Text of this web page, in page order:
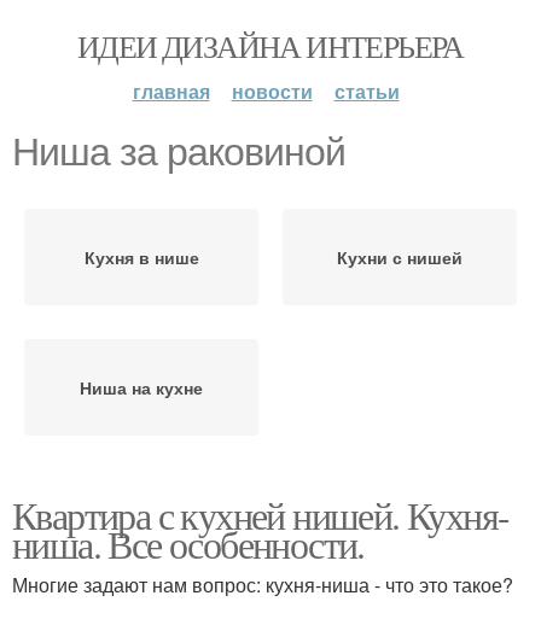
ИДЕИ ДИЗАЙНА ИНТЕРЬЕРА
главная новости статьи
Ниша за раковиной
Кухня в нише Кухни с нишей
Ниша на кухне
Квартира с кухней нишей. Кухня-
ниша. Все особенности.
Многие задают нам вопрос: кухня-ниша - что это такое?